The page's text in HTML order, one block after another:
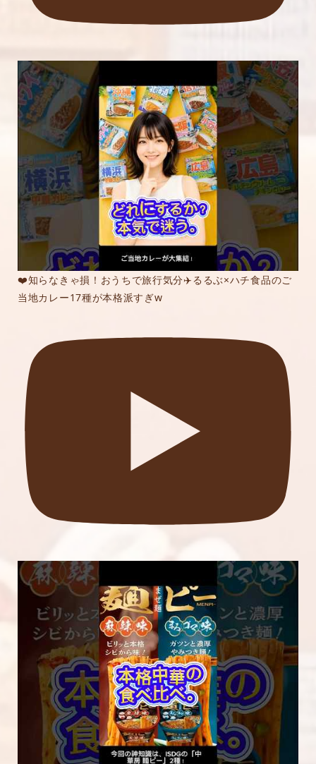
❤️知らなきゃ損！おうちで旅行気分✈️るるぶ×ハチ食品のご
当地カレー17種が本格派すぎw